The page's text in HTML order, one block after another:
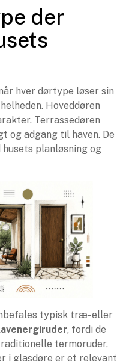
der
hver dørtype løser sin
Hoveddøren
Terrassedøren
og adgang til haven. De
planløsning og
typisk træ- eller
, fordi de
termoruder,
i glasdøre er et relevant